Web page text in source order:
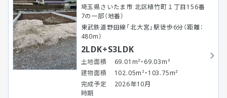
埼玉県さいたま市 北区植竹町１丁目156番
7の一部（地番）
東武鉄道野田線「北大宮」駅徒歩6分（距離：
480m）
2LDK+S3LDK
土地面積
69.01m²・69.03m²
建物面積
102.05m²・103.75m²
完成予定
時期
2026年10月